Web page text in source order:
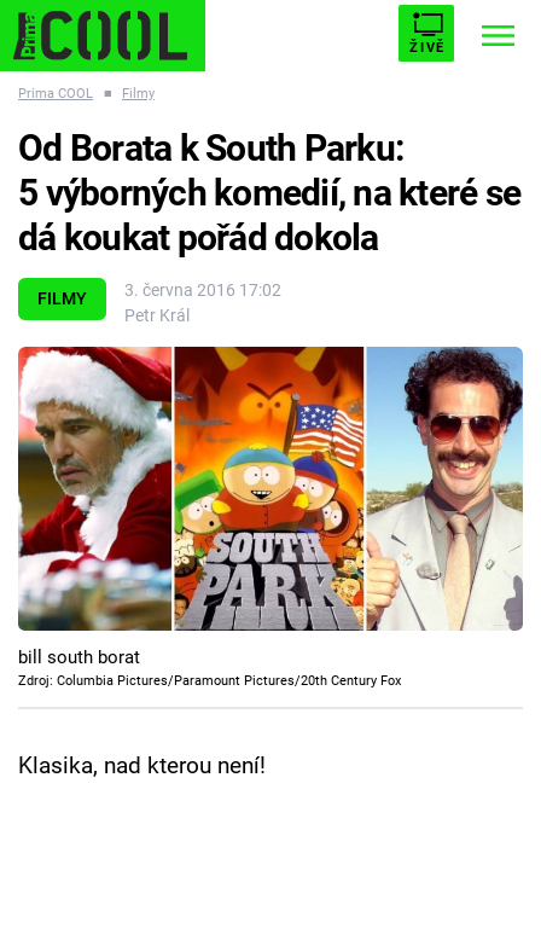
ŽIVĚ
ESCAPE PLNEJ KOTEL AVENGERS 5
Témata
Filmy
Seriály
Hry
Cool Esport
Pořady
TV Program
Prima COOL ■ Filmy
FILMY
3. června 2016 17:02
Petr Král
Od Borata k South Parku:
5 výborných komedií, na které se
dá koukat pořád dokola
bill south borat
Zdroj: Columbia Pictures/Paramount Pictures/20th Century Fox
Klasika, nad kterou není!